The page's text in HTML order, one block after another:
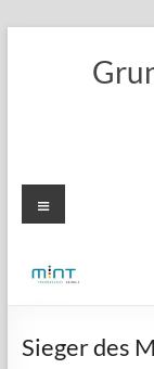
Menü
Sieger des